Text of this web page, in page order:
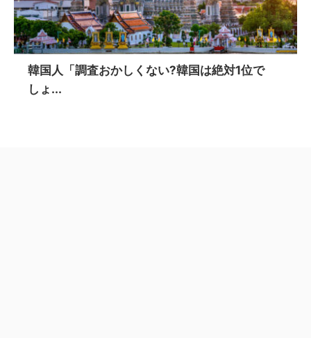
韓国人「調査おかしくない?韓国は絶対1位で
しょ...